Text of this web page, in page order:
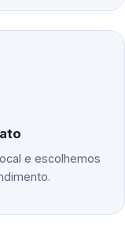
e escolhemos